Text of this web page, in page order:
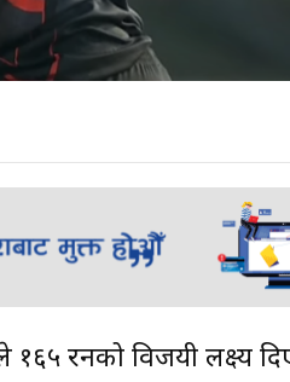
१६५ रनको विजयी लक्ष्य